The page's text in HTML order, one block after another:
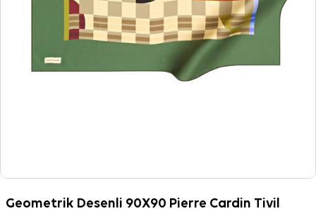
Geometrik Desenli 90X90 Pierre Cardin Tivil